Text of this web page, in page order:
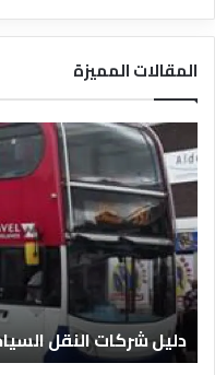
المقالات المميزة
د
ل
ي
ل
ا
ل
ف
ن
ا
د
ق
دليل الفنادق